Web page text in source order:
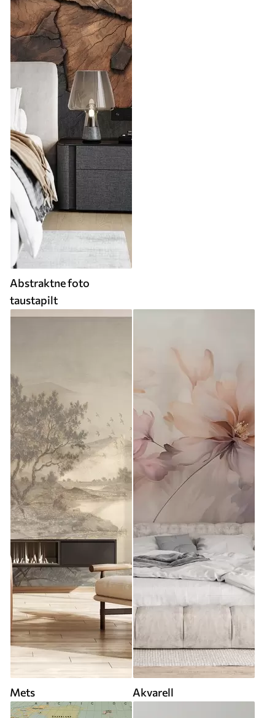
Abstraktne foto
taustapilt
Mets Akvarell